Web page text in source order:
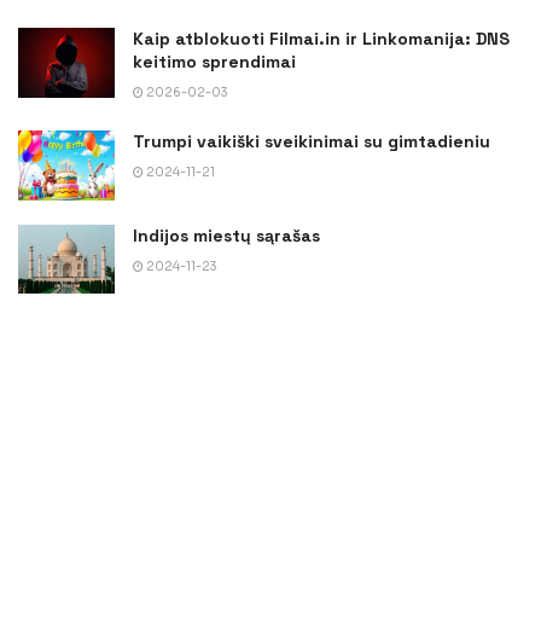
Kaip atblokuoti Filmai.in ir Linkomanija: DNS
keitimo sprendimai
2026-02-03
Trumpi vaikiški sveikinimai su gimtadieniu
2024-11-21
Indijos miestų sąrašas
2024-11-23